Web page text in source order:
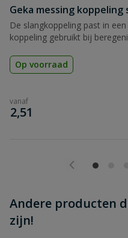
Beoordeling
Geka messing koppeling
De slangkoppeling past in
koppeling gebruikt bij
Op voorraad
vanaf
€
2,51
Andere producten
zijn!